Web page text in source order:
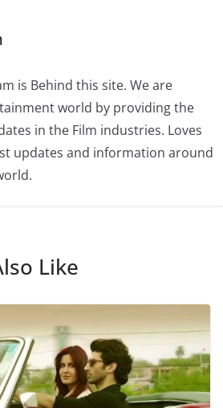
is Behind this site. We are
world by providing the
in the Film industries. Loves
updates and information around
Like